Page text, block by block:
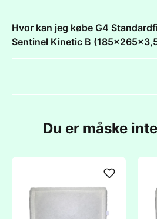
Hvor kan jeg købe G4
Sentinel Kinetic B
Du er måske